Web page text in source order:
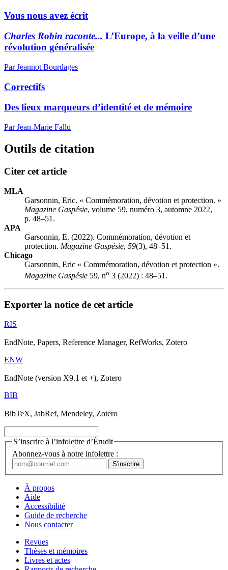
Vous nous avez écrit
Charles Robin raconte... L’Europe, à la veille d’une
révolution généralisée
Par Jeannot Bourdages
Correctifs
Des lieux marqueurs d’identité et de mémoire
Par Jean-Marie Fallu
Outils de citation
Citer cet article
MLA
Garsonnin, Eric. « Commémoration, dévotion et protection. »
Magazine Gaspésie, volume 59, numéro 3, automne 2022,
p. 48–51.
APA
Garsonnin, E. (2022). Commémoration, dévotion et
protection. Magazine Gaspésie, 59(3), 48–51.
Chicago
Garsonnin, Eric « Commémoration, dévotion et protection ».
Magazine Gaspésie 59, no 3 (2022) : 48–51.
Exporter la notice de cet article
RIS
EndNote, Papers, Reference Manager, RefWorks, Zotero
ENW
EndNote (version X9.1 et +), Zotero
BIB
BibTeX, JabRef, Mendeley, Zotero
S’inscrire à l’infolettre d’Érudit
Abonnez-vous à notre infolettre :
À propos
Aide
Accessibilité
Guide de recherche
Nous contacter
Revues
Thèses et mémoires
Livres et actes